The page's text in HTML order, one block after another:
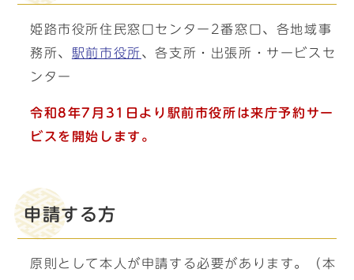
姫路市役所住民窓口センター2番窓口、各地域事
務所、 駅前市役所、各支所・出張所・サービスセ
ンター
令和8年7月31日より駅前市役所は来庁予約サー
ビスを開始します。
申請する方
原則として本人が申請する必要があります。（本